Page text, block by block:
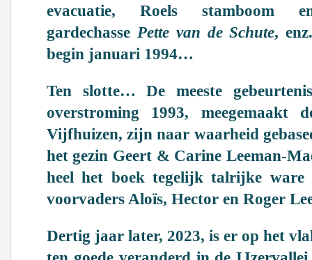
evacuatie, Roels stamboom
gardechasse Pette van de Schute,
begin januari 1994…
Ten slotte… De meeste
overstroming 1993,
Vijfhuizen, zijn naar waarheid
het gezin Geert & Carine Leeman-
heel het boek tegelijk talrijke ware
voorvaders Aloïs, Hector en Roger
Dertig jaar later, 2023, is er op het